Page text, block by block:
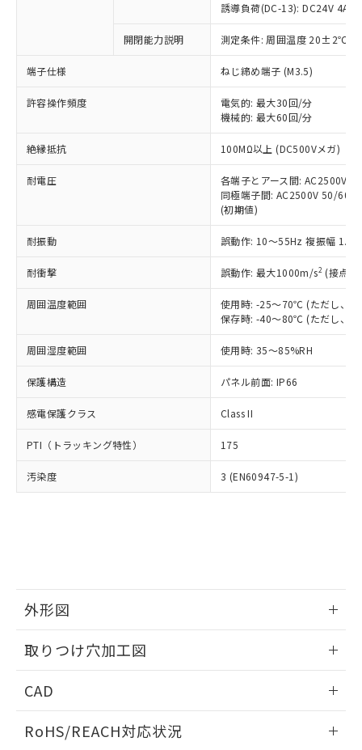
誘導負荷(DC-13): DC24V 4A/
開閉能力説明 測定条件: 周囲温度 20±2℃、
端子仕様 ねじ締め端子 (M3.5)
許容操作頻度
電気的: 最大30回/分
機械的: 最大60回/分
絶縁抵抗 100MΩ以上 (DC500Vメガ)
耐電圧
各端子とアース間: AC2500V
同極端子間: AC2500V 50/
(初期値)
耐振動 誤動作: 10～55Hz 複振幅
耐衝撃 誤動作: 最大1000m/s2 (接点
周囲温度範囲
使用時: -25～70℃ (ただし、氷
保存時: -40～80℃ (ただし、氷
周囲湿度範囲 使用時: 35～85%RH
保護構造 パネル前面: IP66
感電保護クラス Class II
PTI（トラッキング特性） 175
汚染度 3 (EN60947-5-1)
外形図
取りつけ穴加工図
CAD
ドすることができます。
RoHS/REACH対応状況
以下の条件をお読みいただき、同意のうえ
本サービスは、当社制御機器事業取扱
商品の当社在庫状況および標準価格
(税抜)を提供させていただくもので
当社制御機器事業取扱商品の中には、
本サービスの対象外となる商品もある
ことをご了承ください。
在庫状況および標準価格照会結果は、
記載している更新日時点での社内デー
タに基づき作成されるものであり、閲
覧された時点での実際の在庫および標
準価格とは異なる場合があることをご
正式な納期状況および標準価格はお客
様のお取引先、またはお客様担当のオ
ムロン制御機器販売店・当社販売員に
オムロン制御機器販売店や当社販売拠
販売ネットワーク
」をご確認
ください。
在庫状況および標準価格結果を当社の
事前の承諾なく第三者に漏洩または開
示しないようお願いします。
マイパーツ機能（部品リスト作成サー
ビス）をご利用いただくには、I-Web
品・サービスに関するお客様との取
をご了承ください。
※当社の共同利用者とは、
対応予定なし：EU RoHS指令（10物質）の
非含有に非対応の商品で、対応品を出す予
調査・確認中：EU RoHS指令（10物質）の
非含有の対応状況を調査中または確認中の
商品です。
害物質有無と関係のない商品です。
仕入先様の事情により、非含有部品として
いたものが、含有品と判明した場合などや
むを得ず変更することがあります。
鉛(Pb) 1000ppm以下、 水銀(Hg) 1000ppm以下、 カド
六価クロム(Cr(Ⅵ)) 1000ppm以下、ポリ臭化ビフェニル
類(PBB) 1000ppm以下、ポリ臭化ジフェニルエーテル類
(PBDE) 1000ppm以下、フタル酸ビス(2-エチルヘキシ
ル) (DEHP)(別名：DOP) 1000ppm以下、フタル酸ブチ
ルベンジル（BBP） 1000ppm以下、フタル酸ジブチル
（DBP） 1000ppm以下、フタル酸ジイソブチル
但し、RoHS指令で産業用監視および制御機器に対する
フタル酸エステル類の４物質については閾値を超える意
図的な使用がないことを確認しています。
※2 対応予定月
部品在庫の切り替え状況などにより、予定
月が前後することがあります。
下記の非含有証明書をダウンロードするこ
とができます。
EU RoHS指令（10物質）の非含有証明書
51物質の非含有証明書（当社基準）
※本証明書は発行日時点で非含有を証明す
ものではありません。
また、RoHS指令のフタル酸エステル類４
物質の対応では、対応完了までの期間は出
「○」：最大均質材料含有率が中国RoHSの
基準値以下であることを示します。
「×」：最大均質材料含有率が中国RoHSの
基準値を超えていることを示します。
「－」：未確認です。当社販売部門へお問
*中国RoHS10物質の基準値 (GB/T26572)：
Pb(鉛) :1000ppm、 Hg(水銀) : 1000ppm、 Cd(カドミウ
Cr(Ⅵ)(六価クロム) : 1000ppm、 PBBs(ポリ臭化ビフェ
ニル類) : 1000ppm、 PBDEs(ポリ臭化ジフェニルエーテ
ル類) : 1000ppm、
DBP(フタル酸ジブチル) : 1000ppm、 DIBP(フタル酸ジ
DEHP(フタル酸ビス(2-エチルヘキシル)) : 1000ppm
「ｅ」：有害物質（10物質）のすべてが基
準値以下であることを示します。
「10」：通常の使用状況下において有害物
質が外部に漏えいし、環境に深刻な影響を
当社は、これら貴社製品のうち、外国
為替および外国貿易法に定める商品
（以下｢規制貨物等」という）を輸出
または国外への提供する場合は、日本
国政府の輸出許可(または役務取引許
可)を取得するなどの必要な手続きを
当社は規制貨物を破棄する場合は、完
全に破砕するなど、違法に輸出されな
いよう必要な手段を講じます。
当社は貴社製品を、核兵器、ミサイ
ル、化学兵器、生物兵器またはその他
武器並びにこれらの製造装置等に一切
当社は、貴社製品を第三者に販売する
場合は、上記1、2および3の内容を当
該第三者に通知します。また当社は、
販売先および販売に係わる関係者が違
法に輸出するおそれがある場合は、取
一定数以上の在庫あり
一定数には満たないが在庫あり
在庫なし(最新の在庫状況につ
いては、お客様のお取引先、ま
たはお客様担当のオムロン制御
機器販売店・当社販売員にご確
認ください)
白
受注生産機種、また在庫状況の
情報を公開していない機種